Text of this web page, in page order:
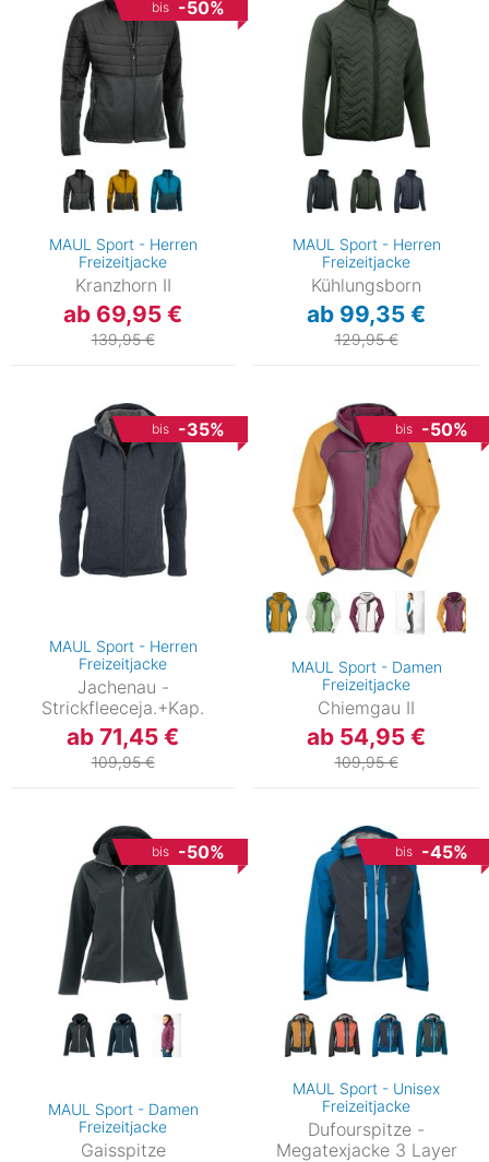
bis -50%
MAUL Sport - Herren
Freizeitjacke
Kranzhorn II
ab 69,95 €
139,95 €
MAUL Sport - Herren
Freizeitjacke
Kühlungsborn
ab 99,35 €
129,95 €
bis -35%
MAUL Sport - Herren
Freizeitjacke
Jachenau -
Strickfleeceja.+Kap.
ab 71,45 €
109,95 €
bis -50%
MAUL Sport - Damen
Freizeitjacke
Chiemgau II
ab 54,95 €
109,95 €
bis -50%
MAUL Sport - Damen
Freizeitjacke
Gaisspitze
bis -45%
MAUL Sport - Unisex
Freizeitjacke
Dufourspitze -
Megatexjacke 3 Layer